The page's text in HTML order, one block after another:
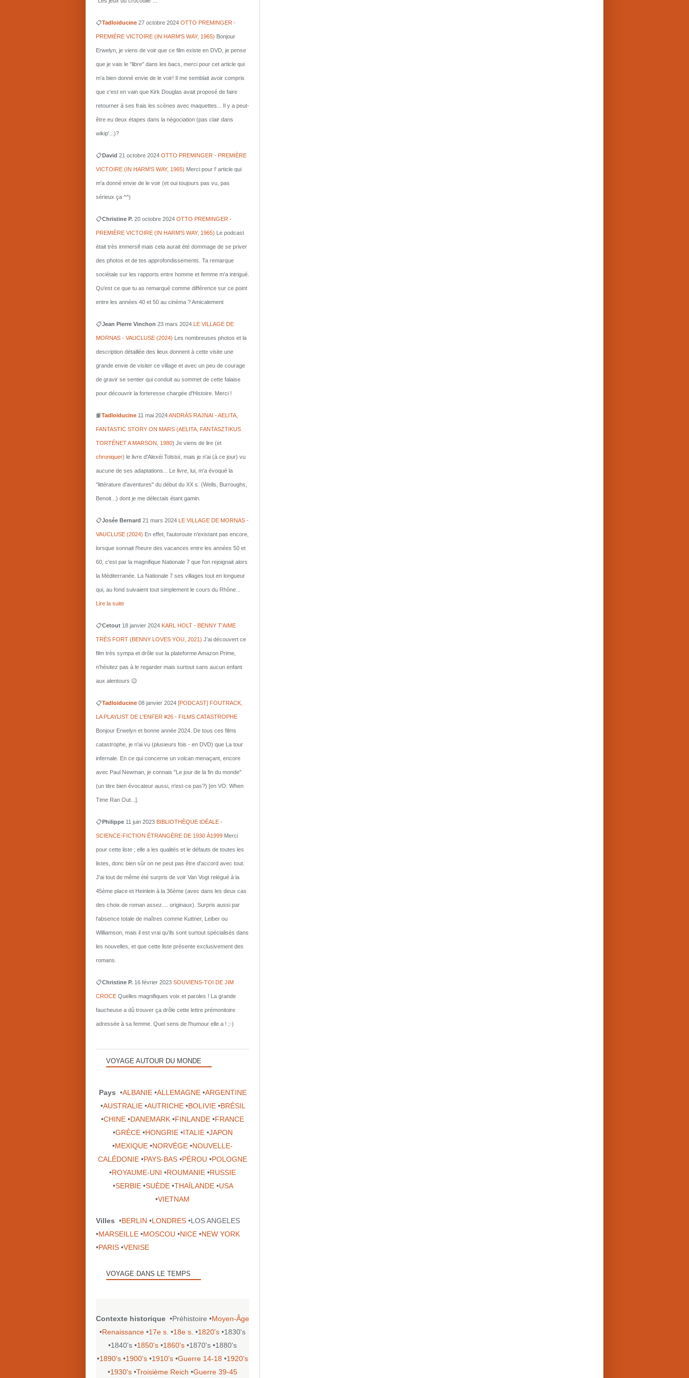
📋Tadloiducine 27 octobre 2024 OTTO PREMINGER -
PREMIÈRE VICTOIRE (IN HARM'S WAY, 1965) Bonjour
Erwelyn, je viens de voir que ce film existe en DVD, je pense
que je vais le "libre" dans les bacs, merci pour cet article qui
m'a bien donné envie de le voir! Il me semblait avoir compris
que c'est en vain que Kirk Douglas avait proposé de faire
retourner à ses frais les scènes avec maquettes... Il y a peut-
être eu deux étapes dans la négociation (pas clair dans
wikip'...)?
📋David 21 octobre 2024 OTTO PREMINGER - PREMIÈRE
VICTOIRE (IN HARM'S WAY, 1965) Merci pour l' article qui
m'a donné envie de le voir (et oui toujours pas vu, pas
sérieux ça ^^)
📋Christine P. 20 octobre 2024 OTTO PREMINGER -
PREMIÈRE VICTOIRE (IN HARM'S WAY, 1965) Le podcast
était très immersif mais cela aurait été dommage de se priver
des photos et de tes approfondissements. Ta remarque
sociétale sur les rapports entre homme et femme m'a intrigué.
Qu'est ce que tu as remarqué comme différence sur ce point
entre les années 40 et 50 au cinéma ? Amicalement
📋Jean Pierre Vinchon 23 mars 2024 LE VILLAGE DE
MORNAS - VAUCLUSE (2024) Les nombreuses photos et la
description détaillée des lieux donnent à cette visite une
grande envie de visiter ce village et avec un peu de courage
de gravir se sentier qui conduit au sommet de cette falaise
pour découvrir la forteresse chargée d'Histoire. Merci !
📙Tadloiducine 11 mai 2024ANDRÁS RAJNAI - AELITA,
FANTASTIC STORY ON MARS (AELITA, FANTASZTIKUS
TORTÉNET A MARSON, 1980) Je viens de lire (et
chroniquer) le livre d'Alexéi Tolstoï, mais je n'ai (à ce jour) vu
aucune de ses adaptations... Le livre, lui, m'a évoqué la
"littérature d'aventures" du début du XX s. (Wells, Burroughs,
Benoit...) dont je me délectais étant gamin.
📋Josée Bernard 21 mars 2024 LE VILLAGE DE MORNAS -
VAUCLUSE (2024) En effet, l'autoroute n'existant pas encore,
lorsque sonnait l'heure des vacances entre les années 50 et
60, c'est par la magnifique Nationale 7 que l'on rejoignait alors
la Méditerranée. La Nationale 7 ses villages tout en longueur
qui, au fond suivaient tout simplement le cours du Rhône...
Lire la suite
📋Cetout 18 janvier 2024 KARL HOLT - BENNY T'AIME
TRÈS FORT (BENNY LOVES YOU, 2021) J’ai découvert ce
film très sympa et drôle sur la plateforme Amazon Prime,
n’hésitez pas à le regarder mais surtout sans aucun enfant
aux alentours 😉
📋Tadloiducine 08 janvier 2024 [PODCAST] FOUTRACK,
LA PLAYLIST DE L'ENFER #26 - FILMS CATASTROPHE
Bonjour Erwelyn et bonne année 2024. De tous ces films
catastrophe, je n'ai vu (plusieurs fois - en DVD) que La tour
infernale. En ce qui concerne un volcan menaçant, encore
avec Paul Newman, je connais "Le jour de la fin du monde"
(un titre bien évocateur aussi, n'est-ce pas?) [en VO: When
Time Ran Out...].
📋Philippe 11 juin 2023 BIBLIOTHÈQUE IDÉALE -
SCIENCE-FICTION ÉTRANGÈRE DE 1930 À1999 Merci
pour cette liste ; elle a les qualités et le défauts de toutes les
listes, donc bien sûr on ne peut pas être d'accord avec tout.
J'ai tout de même été surpris de voir Van Vogt relégué à la
45ème place et Heinlein à la 36ème (avec dans les deux cas
des choix de roman assez.... originaux). Surpris aussi par
l'absence totale de maîtres comme Kuttner, Leiber ou
Williamson, mais il est vrai qu'ils sont surtout spécialisés dans
les nouvelles, et que cette liste présente exclusivement des
romans.
📋Christine P. 16 février 2023 SOUVIENS-TOI DE JIM
CROCE Quelles magnifiques voix et paroles ! La grande
faucheuse a dû trouver ça drôle cette lettre prémonitoire
adressée à sa femme. Quel sens de l'humour elle a ! ;-)
VOYAGE AUTOUR DU MONDE
Pays •ALBANIE•ALLEMAGNE•ARGENTINE
•AUSTRALIE•AUTRICHE•BOLIVIE•BRÉSIL
•CHINE •DANEMARK •FINLANDE •FRANCE
•GRÈCE•HONGRIE•ITALIE•JAPON
•MEXIQUE •NORVÈGE •NOUVELLE-
CALÉDONIE •PAYS-BAS •PÉROU •POLOGNE
•ROYAUME-UNI •ROUMANIE •RUSSIE
•SERBIE•SUÈDE•THAÏLANDE•USA
•VIETNAM
Villes •BERLIN •LONDRES •LOS ANGELES
•MARSEILLE •MOSCOU •NICE •NEW YORK
•PARIS •VENISE
VOYAGE DANS LE TEMPS
Contexte historique •Préhistoire •Moyen-Âge
•Renaissance •17e s. •18e s. •1820's •1830's
•1840's •1850's •1860's •1870's •1880's
•1890's •1900's •1910's •Guerre 14-18 •1920's
•1930's •Troisième Reich •Guerre 39-45